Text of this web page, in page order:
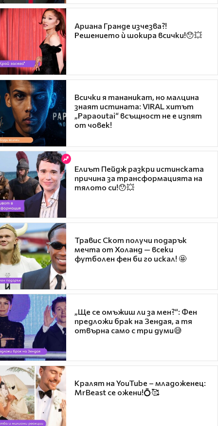
Ариана Гранде изчезва?!
Решението ѝ шокира всички!😯💥
Всички я тананикат, но малцина
знаят истината: VIRAL хитът
„Papaoutai“ всъщност не е изпят
от човек!
Елиът Пейдж разкри истинската
причина за трансформацията на
тялото си!😯💥
Травис Скот получи подарък
мечта от Холанд — всеки
футболен фен би го искал! 🤩
„Ще се омъжиш ли за мен?“: Фен
предложи брак на Зендая, а тя
отвърна само с три думи😅
Кралят на YouTube – младоженец:
MrBeast се ожени!💍🥰